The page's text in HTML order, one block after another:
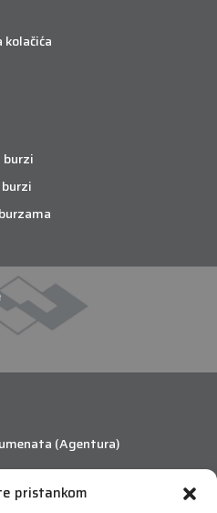
pristankom
burzi
(Agentura)